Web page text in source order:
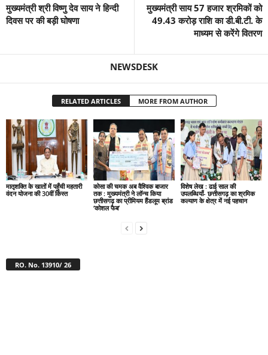
मुख्यमंत्री श्री विष्णु देव साय ने हिन्दी
दिवस पर की बड़ी घोषणा
मुख्यमंत्री साय 57 हजार श्रमिकों को
49.43 करोड़ राशि का डी.बी.टी. के
माध्यम से करेंगे वितरण
NEWSDESK
RELATED ARTICLES MORE FROM AUTHOR
मातृशक्ति के खातों में पहुँची महतारी
वंदन योजना की 30वीं किस्त
कोसा की चमक अब वैश्विक बाजार
तक : मुख्यमंत्री ने लॉन्च किया
छत्तीसगढ़ का प्रीमियम हैंडलूम ब्रांड
‘कोशल फैब’
विशेष लेख : ढाई साल की
उपलब्धियाँ- छत्तीसगढ़ का श्रमिक
कल्याण के क्षेत्र में नई पहचान
RO. No. 13910/ 26